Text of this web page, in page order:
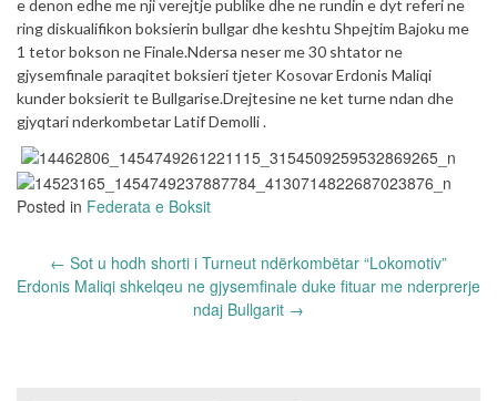
e denon edhe me nji verejtje publike dhe ne rundin e dyt referi ne
ring diskualifikon boksierin bullgar dhe keshtu Shpejtim Bajoku me
1 tetor bokson ne Finale.Ndersa neser me 30 shtator ne
gjysemfinale paraqitet boksieri tjeter Kosovar Erdonis Maliqi
kunder boksierit te Bullgarise.Drejtesine ne ket turne ndan dhe
gjyqtari nderkombetar Latif Demolli .
Posted in Federata e Boksit
Post
navigation
← Sot u hodh shorti i Turneut ndërkombëtar “Lokomotiv”
Erdonis Maliqi shkelqeu ne gjysemfinale duke fituar me nderprerje
ndaj Bullgarit →